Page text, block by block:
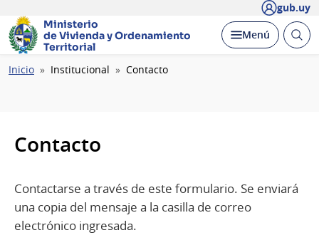
gub.uy
Ministerio
de Vivienda yOrdenamiento
Territorial
Desplegar
Menú Abrir
Ruta
Inicio Institucional Contacto
Contacto
Contactarse a través de este formulario. Se enviará
una copia del mensaje a la casilla de correo
electrónico ingresada.